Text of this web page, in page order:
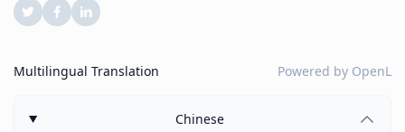
Multilingual Translation Powered by OpenL
Chinese